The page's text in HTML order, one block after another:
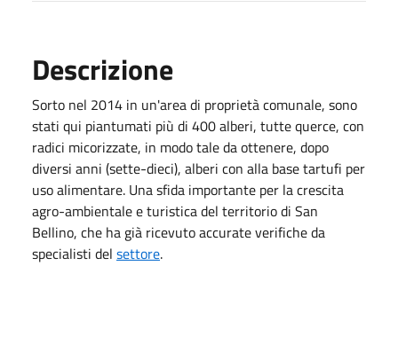
Descrizione
Sorto nel 2014 in un'area di proprietà comunale, sono
stati qui piantumati più di 400 alberi, tutte querce, con
radici micorizzate, in modo tale da ottenere, dopo
diversi anni (sette-dieci), alberi con alla base tartufi per
uso alimentare. Una sfida importante per la crescita
agro-ambientale e turistica del territorio di San
Bellino, che ha già ricevuto accurate verifiche da
specialisti del settore.